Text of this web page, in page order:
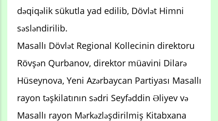
dəqiqəlik sükutla yad edilib, Dövlət Himni
səsləndirilib.
Masallı Dövlət Regional Kollecinin direktoru
Rövşən Qurbanov, direktor müavini Dilarə
Hüseynova, Yeni Azərbaycan Partiyası Masallı
rayon təşkilatının sədri Seyfəddin Əliyev və
Masallı rayon Mərkəzləşdirilmiş Kitabxana